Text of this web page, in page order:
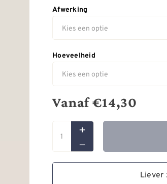
Afwerking
Hoeveelheid
Vanaf€14,30
Liever